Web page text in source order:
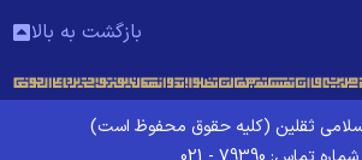
بازگشت به بالا
ثقلین (کلیه حقوق محفوظ است)